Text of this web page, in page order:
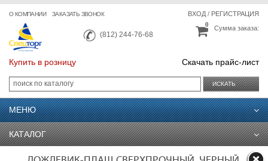
О КОМПАНИИ ЗАКАЗАТЬ ЗВОНОК
(812) 244-76-68
ВХОД/ РЕГИСТРАЦИЯ
Сумма заказа:
0
Купить в розницу Скачать прайс-лист
ИСКАТЬ
МЕНЮ
КАТАЛОГ